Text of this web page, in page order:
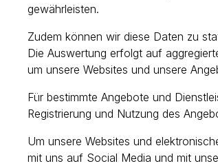
gewährleisten.
Zudem können wir diese Daten zu
Die Auswertung erfolgt auf
um unsere Websites und unsere
Für bestimmte Angebote und
Registrierung und Nutzung des
Um unsere Websites und
mit uns auf Social Media und mit